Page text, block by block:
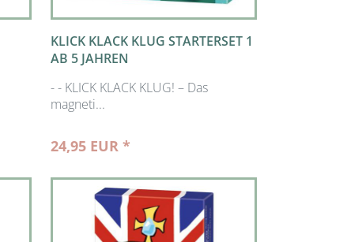
KLICK KLACK KLUG STARTERSET 1
AB 5 JAHREN
- - KLICK KLACK KLUG! – Das
magneti...
24,95 EUR *